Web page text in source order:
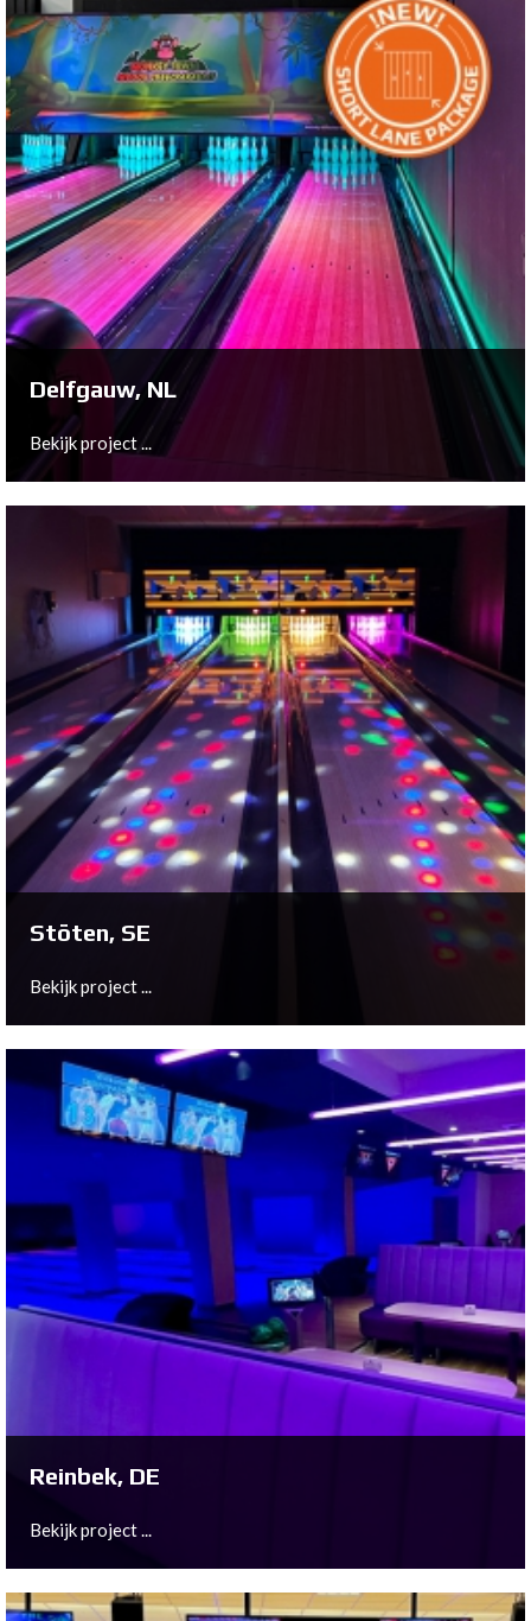
Delfgauw, NL
Bekijk project ...
Delfgauw, NL
Bowltech Introduces First Short Lane Package with 3D
Masking at Monkey Town Delft!
Bekijk project ...
Stöten, SE
Bekijk project ...
Stöten, SE
Reinbek, DE
Bekijk project ...